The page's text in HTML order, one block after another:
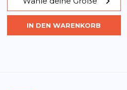
IN DEN WARENKORB